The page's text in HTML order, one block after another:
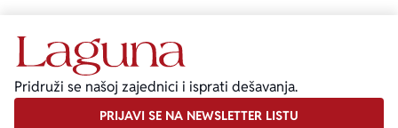
Pridruži se našoj zajednici i isprati dešavanja.
PRIJAVI SE NA NEWSLETTER LISTU